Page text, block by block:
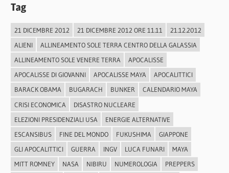
Tag
21 DICEMBRE 2012 21 DICEMBRE 2012 ORE 11.11
21.12.2012
ALIENI
ALLINEAMENTO SOLE TERRA CENTRO DELLA GALASSIA
ALLINEAMENTO SOLE VENERE TERRA
APOCALISSE
APOCALISSE DI GIOVANNI
APOCALISSE MAYA
APOCALITTICI
BARACK OBAMA
BUGARACH BUNKER
CALENDARIO MAYA
CRISI ECONOMICA
DISASTRO NUCLEARE
ELEZIONI PRESIDENZIALI USA
ENERGIE ALTERNATIVE
ESCANSIBUS
FINE DEL MONDO FUKUSHIMA
GIAPPONE
GLI APOCALITTICI
GUERRA INGV LUCA FUNARI
MAYA
MITT ROMNEY
NASA NIBIRU NUMEROLOGIA PREPPERS